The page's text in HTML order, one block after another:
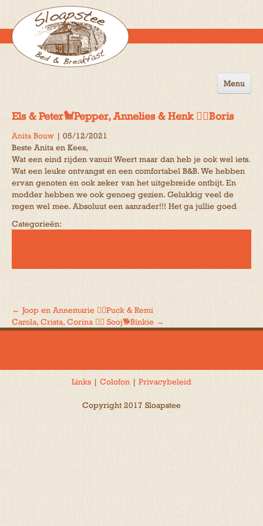
Menu
Activiteiten
Gastenboek
Els & Peter🐩Pepper, Annelies & Henk 🐕‍🦺Boris
Anita Bouw | 05/12/2021
Beste Anita en Kees,
Wat een eind rijden vanuit Weert maar dan heb je ook wel iets.
Wat een leuke ontvangst en een comfortabel B&B. We hebben
ervan genoten en ook zeker van het uitgebreide ontbijt. En
modder hebben we ook genoeg gezien. Gelukkig veel de
regen wel mee. Absoluut een aanrader!!! Het ga jullie goed
Categorieën:
Bericht
← Joop en Annemarie 🐕‍🦺Puck & Remi
Carola, Crista, Corina 🐕‍🦺 Sooj🐕Binkie →
Links | Colofon | Privacybeleid
Copyright 2017 Sloapstee